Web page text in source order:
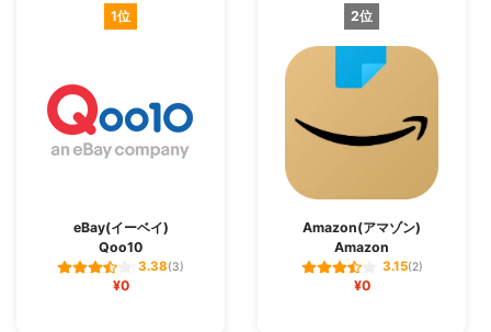
1位
eBay(イーベイ)
Qoo10
3.38(3)
¥0
2位
Amazon(アマゾン)
Amazon
3.15(2)
¥0